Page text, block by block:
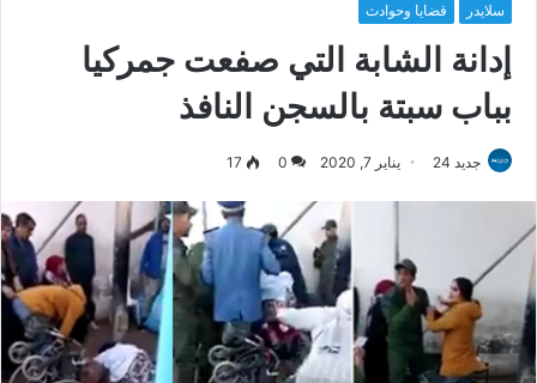
سلايدر قضايا وحوادث
إدانة الشابة التي صفعت جمركيا
بباب سبتة بالسجن النافذ
جديد 24 يناير 7, 2020 0
17